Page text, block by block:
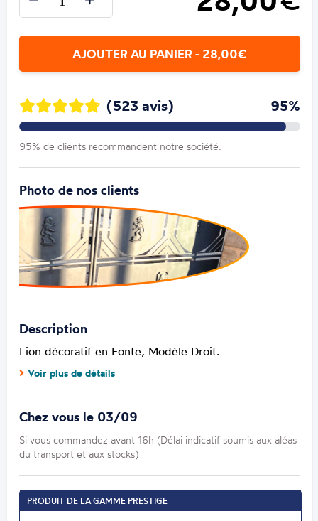
AJOUTER AU PANIER - 28,00€
(523 avis) 95%
95% de clients recommandent notre société.
Photo de nos clients
Description
Lion décoratif en Fonte, Modèle Droit.
Voir plus de détails
Chez vous le 03/09
Si vous commandez avant 16h (Délai indicatif soumis aux aléas
du transport et aux stocks)
PRODUIT DE LA GAMME PRESTIGE